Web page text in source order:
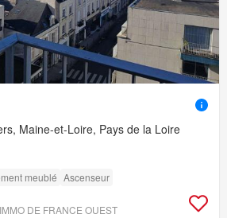
Maine-et-Loire, Pays de la Loire
meublé Ascenseur
DE FRANCE OUEST